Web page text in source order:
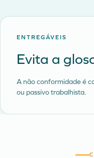
ENTREGÁVEIS
Evita a
A não conformidade é
ou passivo trabalhista.